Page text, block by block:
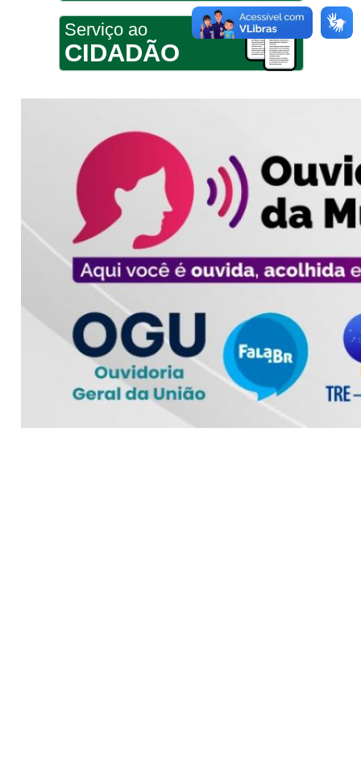
Serviço ao
CIDADÃO